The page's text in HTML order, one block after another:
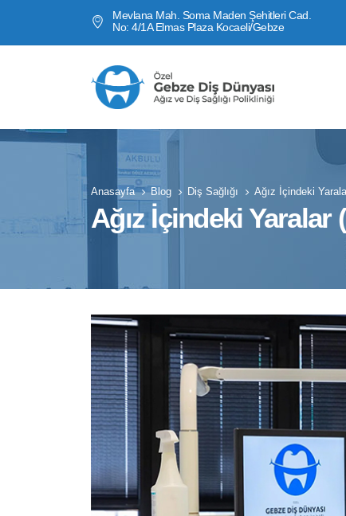
Mevlana Mah. Soma Maden Şehitleri Cad.
No: 4/1A Elmas Plaza Kocaeli/Gebze
Anasayfa Blog Diş Sağlığı Ağız İçindeki
Ağız İçindeki Yaralar